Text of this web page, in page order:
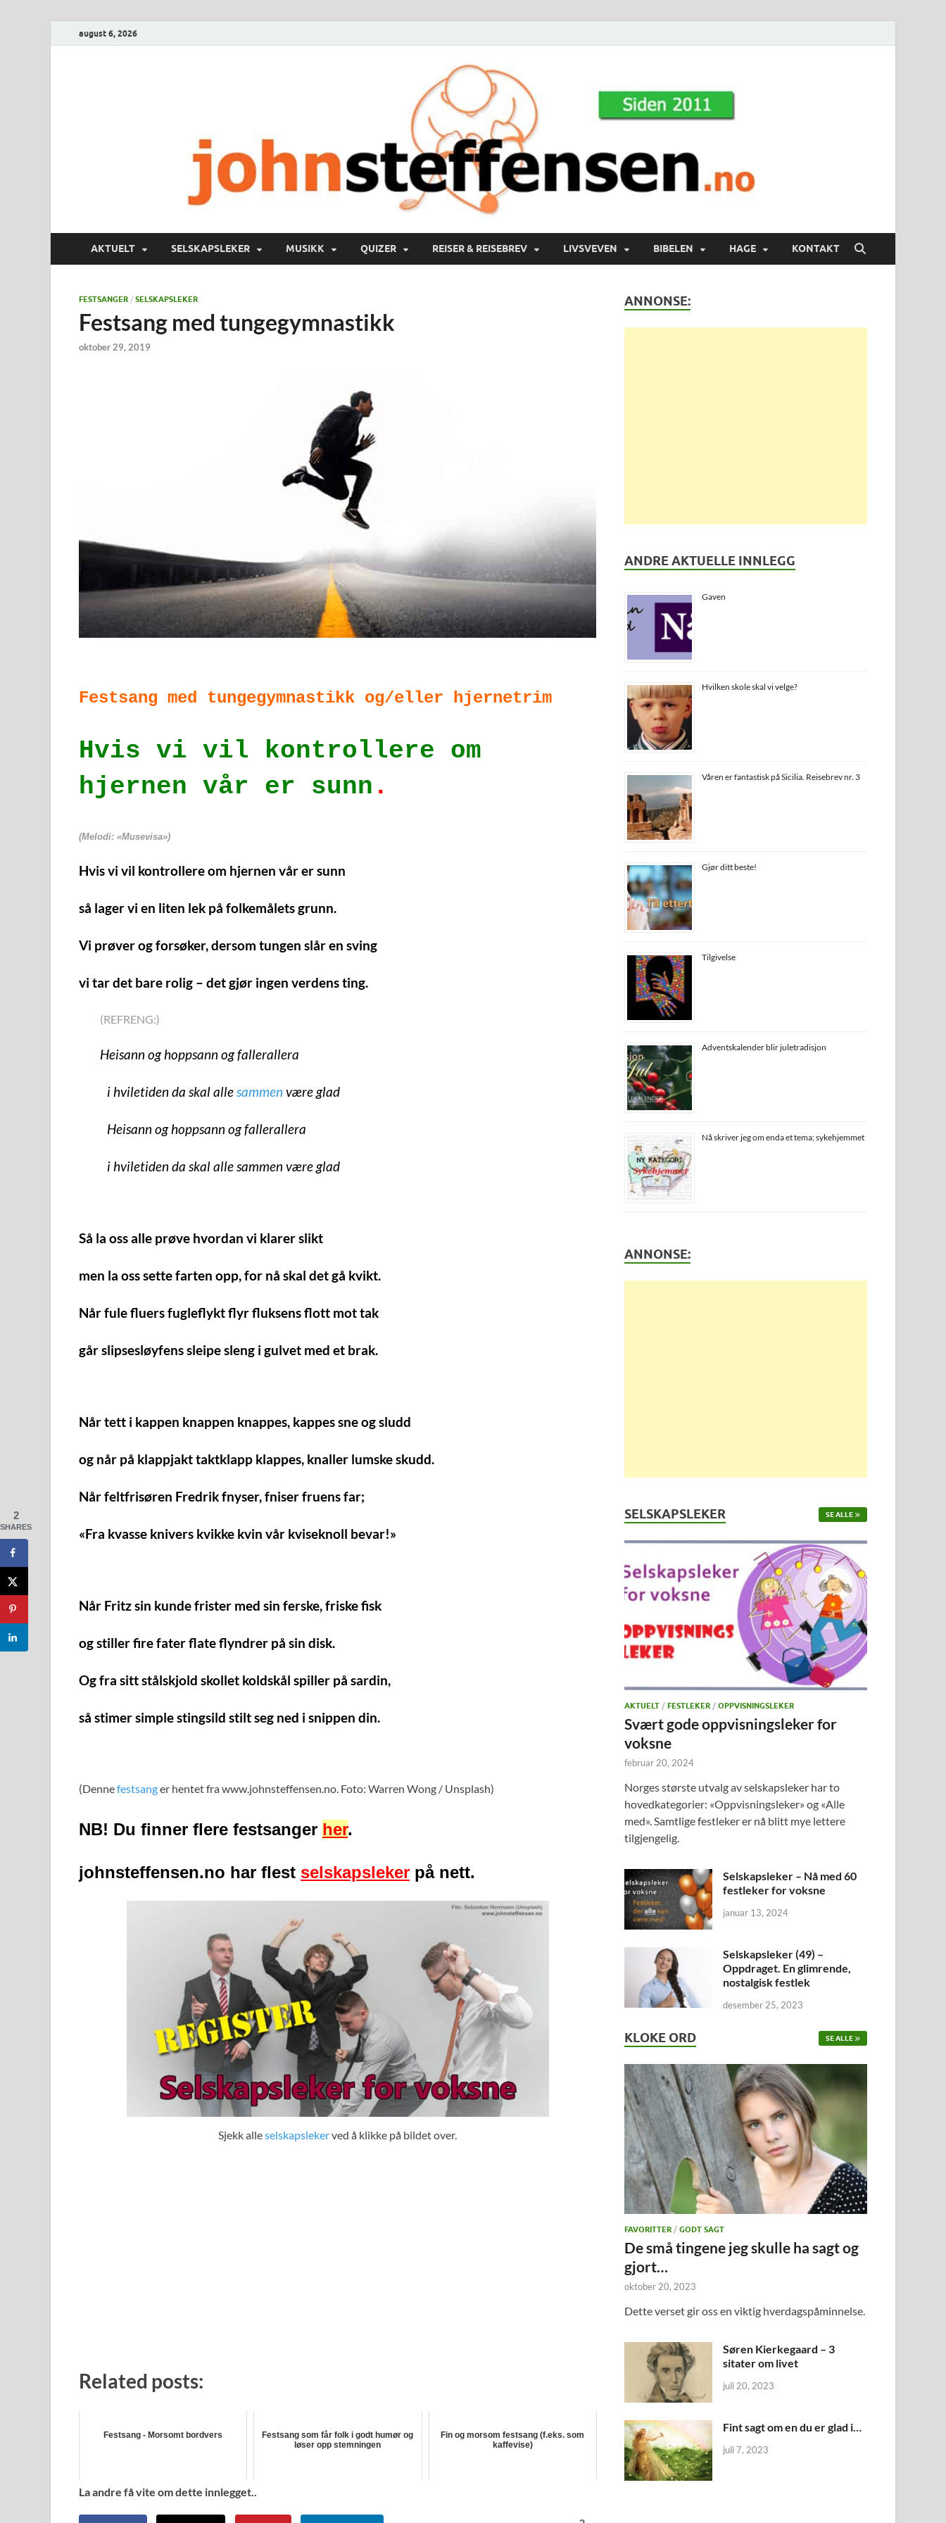
august 6, 2026
AKTUELT SELSKAPSLEKER MUSIKK QUIZER REISER & REISEBREV LIVSVEVEN BIBELEN HAGE KONTAKT
FESTSANGER / SELSKAPSLEKER
Festsang med tungegymnastikk
oktober 29, 2019
Festsang med tungegymnastikk og/eller hjernetrim
Hvis vi vil kontrollere om
hjernen vår er sunn .
(Melodi: «Musevisa»)
Hvis vi vil kontrollere om hjernen vår er sunn
så lager vi en liten lek på folkemålets grunn.
Vi prøver og forsøker, dersom tungen slår en sving
vi tar det bare rolig – det gjør ingen verdens ting.
(REFRENG:)
Heisann og hoppsann og fallerallera
i hviletiden da skal allesammen være glad
Heisann og hoppsann og fallerallera
i hviletiden da skal alle sammen være glad
Så la oss alle prøve hvordan vi klarer slikt
men la oss sette farten opp, for nå skal det gå kvikt.
Når fule fluers fugleflykt flyr fluksens flott mot tak
går slipsesløyfens sleipe sleng i gulvet med et brak.
Når tett i kappen knappen knappes, kappes sne og sludd
og når på klappjakt taktklapp klappes, knaller lumske skudd.
Når feltfrisøren Fredrik fnyser, fniser fruens far;
«Fra kvasse knivers kvikke kvin vår kviseknoll bevar!»
Når Fritz sin kunde frister med sin ferske, friske fisk
og stiller fire fater flate flyndrer på sin disk.
Og fra sitt stålskjold skollet koldskål spiller på sardin,
så stimer simple stingsild stilt seg ned i snippen din.
(Dennefestsanger hentet fra www.johnsteffensen.no. Foto: Warren Wong / Unsplash)
NB! Du finner flere festsanger her.
johnsteffensen.no har flest selskapsleker på nett.
Sjekk alleselskapslekerved å klikke på bildet over.
Related posts:
Festsang - Morsomt bordvers
Festsang som får folk i godt humør og
løser opp stemningen
Fin og morsom festsang (f.eks. som
kaffevise)
La andre få vite om dette innlegget..
ANNONSE:
ANDRE AKTUELLE INNLEGG
Gaven
Hvilken skole skal vi velge?
Våren er fantastisk på Sicilia. Reisebrev nr. 3
Gjør ditt beste!
Tilgivelse
Adventskalender blir juletradisjon
Nå skriver jeg om enda et tema; sykehjemmet
ANNONSE:
SELSKAPSLEKER SE ALLE
AKTUELT /FESTLEKER /OPPVISNINGSLEKER
Svært gode oppvisningsleker for
voksne
februar 20, 2024
Norges største utvalg av selskapsleker har to
hovedkategorier: «Oppvisningsleker» og «Alle
med». Samtlige festleker er nå blitt mye lettere
tilgjengelig.
Selskapsleker – Nå med 60
festleker for voksne
januar 13, 2024
Selskapsleker (49) –
Oppdraget. En glimrende,
nostalgisk festlek
desember 25, 2023
KLOKE ORD SE ALLE
FAVORITTER /GODT SAGT
De små tingene jeg skulle ha sagt og
gjort…
oktober 20, 2023
Dette verset gir oss en viktig hverdagspåminnelse.
Søren Kierkegaard – 3
sitater om livet
juli 20, 2023
Fint sagt om en du er glad i…
juli 7, 2023
2
SHARES